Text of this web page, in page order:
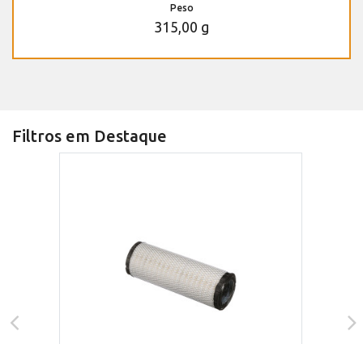
Peso
315,00 g
Filtros em Destaque